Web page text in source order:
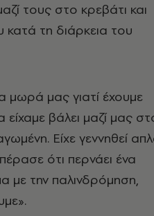
τους στο κρεβάτι και
τη διάρκεια του
μας γιατί έχουμε
βάλει μαζί μας
Είχε γεννηθεί
ότι περνάει ένα
με την παλινδρόμηση,